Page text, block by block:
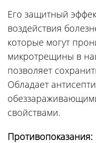
Его защитный
воздействия
которые могут
микротрещины в
позволяет
Обладает
свойствами.
Противопоказания: